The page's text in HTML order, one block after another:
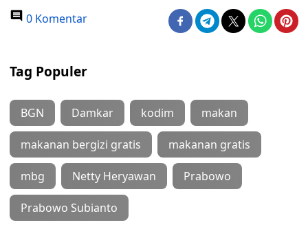
0 Komentar
Tag Populer
BGN Damkar kodim makan
makanan bergizi gratis makanan gratis
mbg Netty Heryawan Prabowo
Prabowo Subianto